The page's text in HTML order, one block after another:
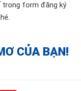
trong form đăng ký
CỦA BẠN!